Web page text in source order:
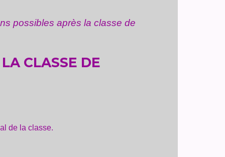
possibles après la classe de
CLASSE DE
de la classe.